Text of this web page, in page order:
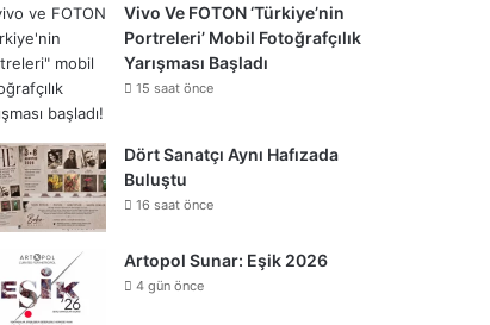
Vivo Ve FOTON ‘Türkiye’nin
Portreleri’ Mobil Fotoğrafçılık
Yarışması Başladı
15 saat önce
Dört Sanatçı Aynı Hafızada
Buluştu
16 saat önce
Artopol Sunar: Eşik 2026
4 gün önce